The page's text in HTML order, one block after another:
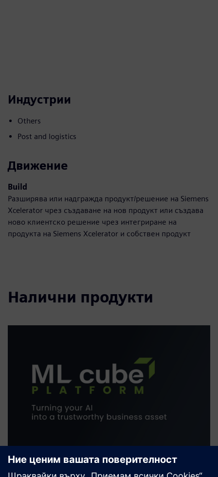
Индустрии
Others
Post and logistics
Движение
Build
Разширява или надгражда продукт/решение на Siemens
Xcelerator чрез създаване на нов продукт или създава
ново клиентско решение чрез интегриране на
продукта на Siemens Xcelerator и собствен продукт
Налични продукти